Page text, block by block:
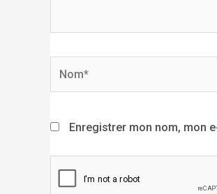
Enregistrer mon nom, mon